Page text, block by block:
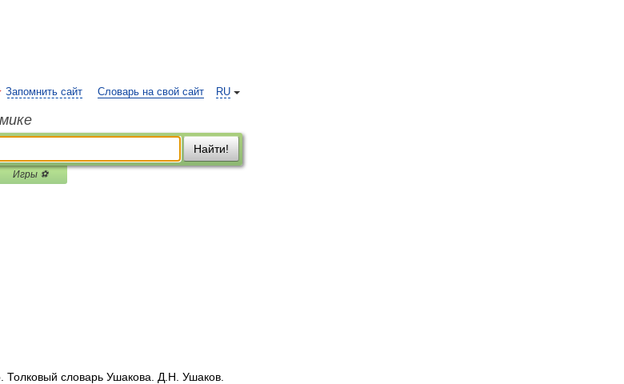
RU
Запомнить сайт Словарь на свой сайт
Найти!
Игры ⚽
словарь Ушакова. Д.Н. Ушаков.